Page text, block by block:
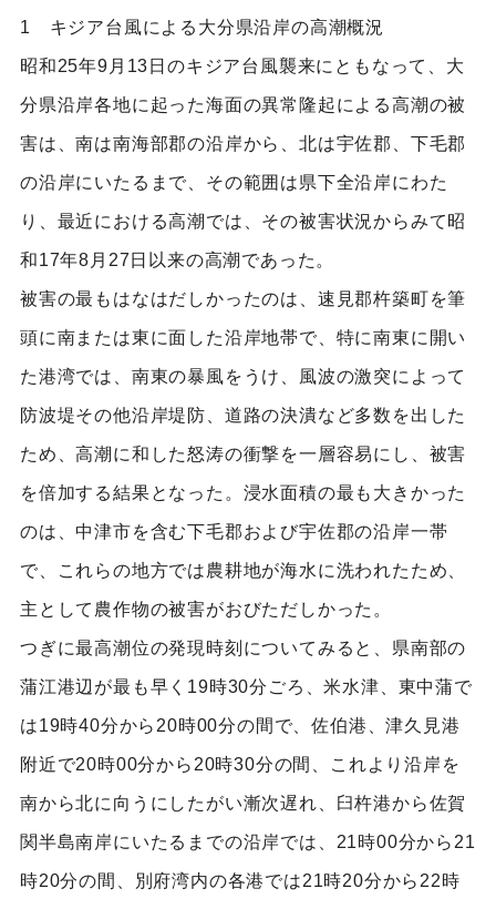
1 キジア台風による大分県沿岸の高潮概況
昭和25年9月13日のキジア台風襲来にともなって、大
分県沿岸各地に起った海面の異常隆起による高潮の被
害は、南は南海部郡の沿岸から、北は宇佐郡、下毛郡
の沿岸にいたるまで、その範囲は県下全沿岸にわた
り、最近における高潮では、その被害状況からみて昭
和17年8月27日以来の高潮であった。
被害の最もはなはだしかったのは、速見郡杵築町を筆
頭に南または東に面した沿岸地帯で、特に南東に開い
た港湾では、南東の暴風をうけ、風波の激突によって
防波堤その他沿岸堤防、道路の決潰など多数を出した
ため、高潮に和した怒涛の衝撃を一層容易にし、被害
を倍加する結果となった。浸水面積の最も大きかった
のは、中津市を含む下毛郡および宇佐郡の沿岸一帯
で、これらの地方では農耕地が海水に洗われたため、
主として農作物の被害がおびただしかった。
つぎに最高潮位の発現時刻についてみると、県南部の
蒲江港辺が最も早く19時30分ごろ、米水津、東中蒲で
は19時40分から20時00分の間で、佐伯港、津久見港
附近で20時00分から20時30分の間、これより沿岸を
南から北に向うにしたがい漸次遅れ、臼杵港から佐賀
関半島南岸にいたるまでの沿岸では、21時00分から21
時20分の間、別府湾内の各港では21時20分から22時